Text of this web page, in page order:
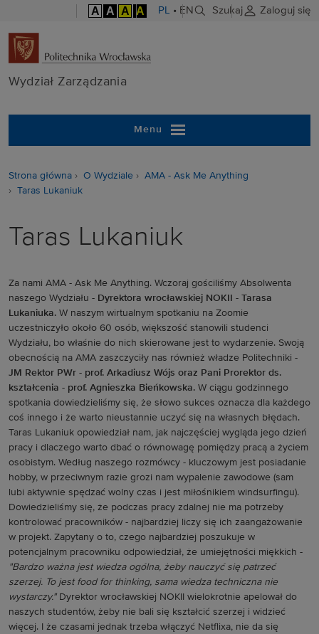
A A A A PL • EN Szukaj Zaloguj się
Wydział
Wydział Zarządzania
Menu
Strona główna O Wydziale
AMA - Ask Me Anything
Taras Lukaniuk
Taras Lukaniuk
Za nami AMA - Ask Me Anything. Wczoraj gościliśmy Absolwenta
naszego Wydziału - Dyrektora wrocławskiej NOKII - Tarasa
Lukaniuka. W naszym wirtualnym spotkaniu na Zoomie
uczestniczyło około 60 osób, większość stanowili studenci
Wydziału, bo właśnie do nich skierowane jest to wydarzenie. Swoją
obecnością na AMA zaszczyciły nas również władze Politechniki -
JM Rektor PWr - prof. Arkadiusz Wójs oraz Pani Prorektor ds.
kształcenia - prof. Agnieszka Bieńkowska. W ciągu godzinnego
spotkania dowiedzieliśmy się, że słowo sukces oznacza dla każdego
coś innego i że warto nieustannie uczyć się na własnych błędach.
Taras Lukaniuk opowiedział nam, jak najczęściej wygląda jego dzień
pracy i dlaczego warto dbać o równowagę pomiędzy pracą a życiem
osobistym. Według naszego rozmówcy - kluczowym jest posiadanie
hobby, w przeciwnym razie grozi nam wypalenie zawodowe (sam
lubi aktywnie spędzać wolny czas i jest miłośnikiem windsurfingu).
Dowiedzieliśmy się, że podczas pracy zdalnej nie ma potrzeby
kontrolować pracowników - najbardziej liczy się ich zaangażowanie
w projekt. Zapytany o to, czego najbardziej poszukuje w
potencjalnym pracowniku odpowiedział, że umiejętności miękkich -
"Bardzo ważna jest wiedza ogólna, żeby nauczyć się patrzeć
szerzej. To jest food for thinking, sama wiedza techniczna nie
wystarczy."Dyrektor wrocławskiej NOKII wielokrotnie apelował do
naszych studentów, żeby nie bali się kształcić szerzej i widzieć
więcej. I że czasami jednak trzeba włączyć Netflixa, nie da się